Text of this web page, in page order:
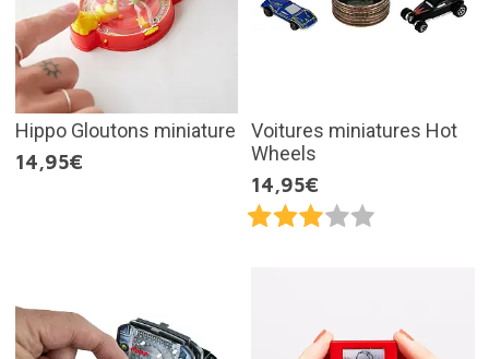
Hippo Gloutons miniature
14,95€
Voitures miniatures Hot
Wheels
14,95€